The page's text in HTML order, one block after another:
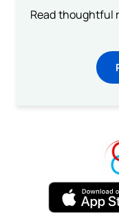
Read thoughtful